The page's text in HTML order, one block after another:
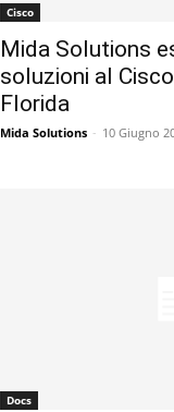
Cisco
Mida Solutions
soluzioni al
Florida
Mida Solutions - 10 Giugno
Docs